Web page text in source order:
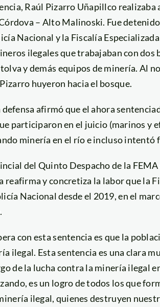
Raúl Pizarro Uñapillco
– Alto Malinoski. Fue
Nacional y la Fiscalía
ilegales que trabajaban con
y demás equipos de minería. Al
huyeron hacia el bosque.
defensa afirmó que el ahora
participaron en el juicio (marinos y
minería en el río e incluso intentó
del Quinto Despacho de la
reafirma y concretiza la labor que la
Nacional desde el 2019, en el
con esta sentencia es que la
ilegal. Esta sentencia es una clara
de la lucha contra la minería ilegal
es un logro de todos los que
ilegal, quienes destruyen